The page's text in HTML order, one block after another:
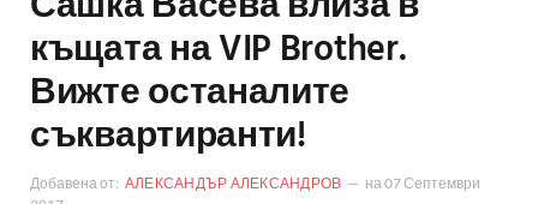
къщата на VIP Brother.
Вижте останалите
съквартиранти!
Добавена от: АЛЕКСАНДЪР АЛЕКСАНДРОВ на07 Септември